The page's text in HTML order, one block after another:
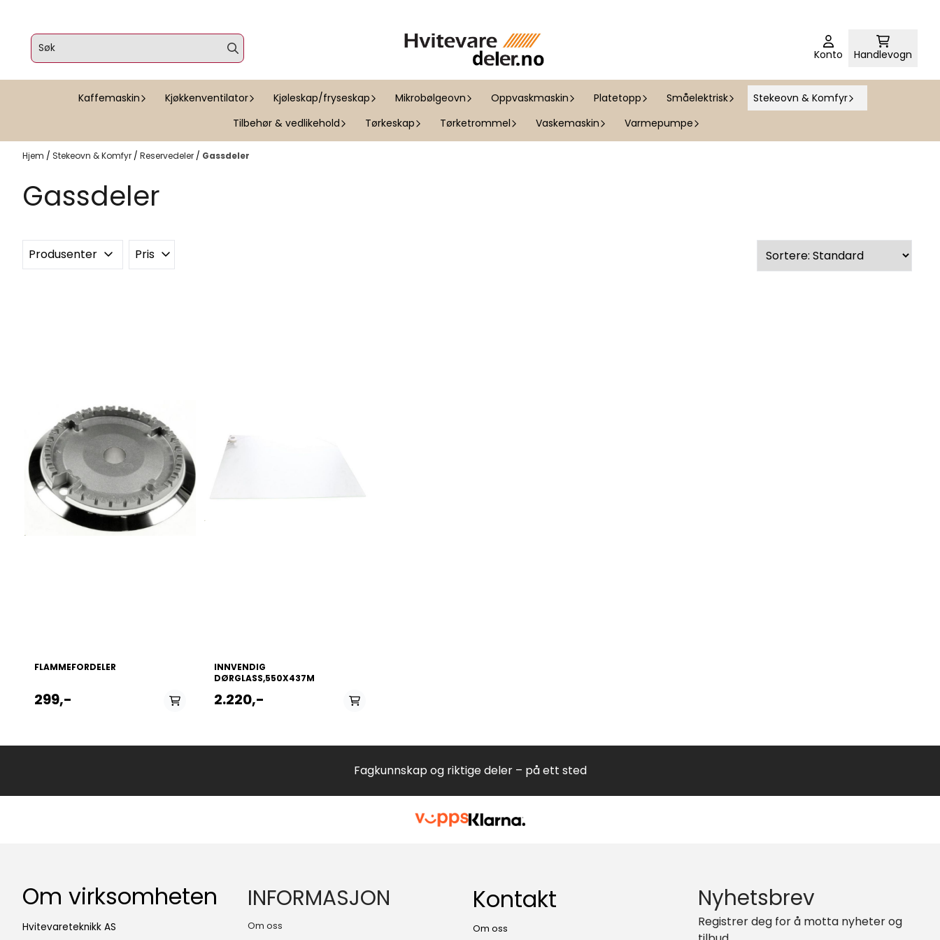
Konto Handlevogn
Kaffemaskin Kjøkkenventilator Kjøleskap/fryseskap Mikrobølgeovn Oppvaskmaskin Platetopp Småelektrisk
Stekeovn & Komfyr
Tilbehør & vedlikehold
Tørkeskap Tørketrommel Vaskemaskin Varmepumpe
Hjem / Stekeovn & Komfyr / Reservedeler / Gassdeler
Gassdeler
Produsenter Pris
FLAMMEFORDELER
299,-
INNVENDIG
DØRGLASS,550X437M
2.220,-
Fagkunnskap og riktige deler – på ett sted
Om virksomheten
Hvitevareteknikk AS
INFORMASJON
Om oss
Kontakt
Om oss
Nyhetsbrev
Registrer deg for å motta nyheter og